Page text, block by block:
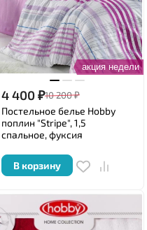
акция недели
4 400₽10 200₽
Постельное белье Hobby
поплин "Stripe", 1,5
спальное, фуксия
В корзину